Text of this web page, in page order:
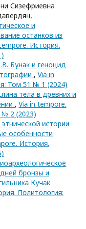
Сизефриевна
и
останков из
История.
Бунак и геноцид
, Via in
Том 51 № 1 (2024)
тела в древних и
, Via in tempore.
№ 2 (2023)
этнической истории
особенности
История.
бронзы и
Кучак
Политология: